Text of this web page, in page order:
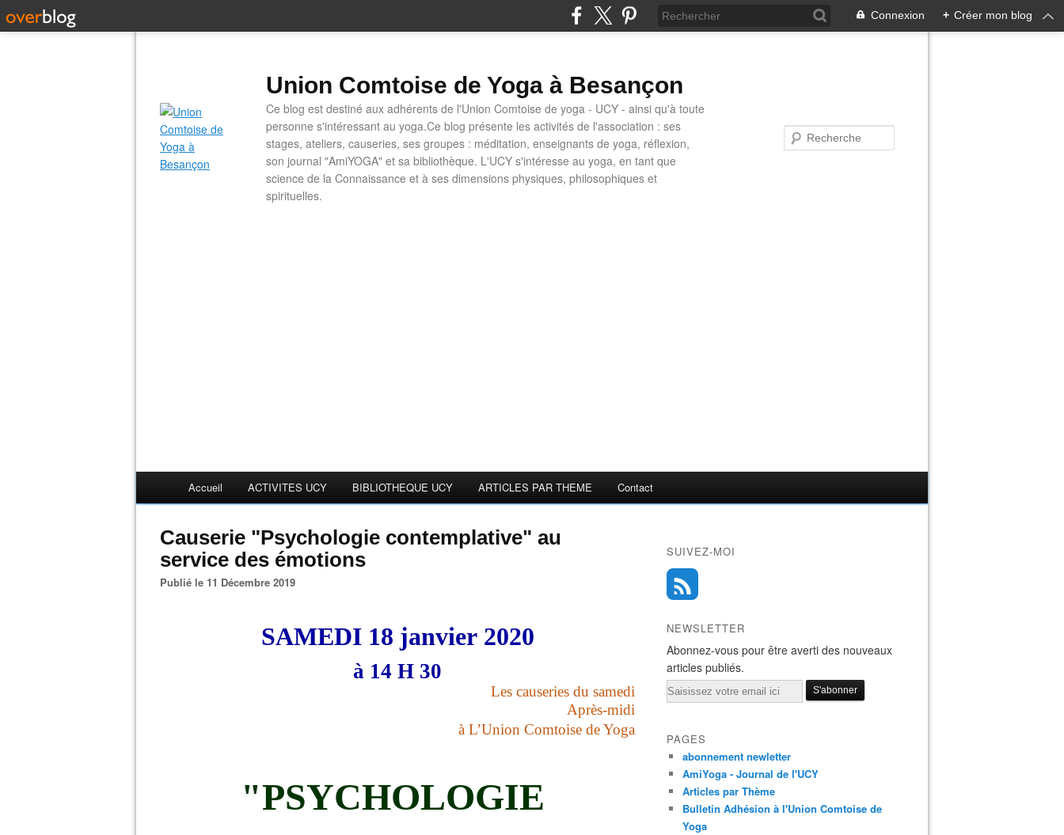
Connexion + Créer mon blog
Union Comtoise de Yoga à Besançon
Ce blog est destiné aux adhérents de l'Union Comtoise de yoga - UCY - ainsi qu'à toute
personne s'intéressant au yoga.Ce blog présente les activités de l'association : ses
stages, ateliers, causeries, ses groupes : méditation, enseignants de yoga, réflexion,
son journal "AmiYOGA" et sa bibliothèque. L'UCY s'intéresse au yoga, en tant que
science de la Connaissance et à ses dimensions physiques, philosophiques et
spirituelles.
Accueil ACTIVITES UCY BIBLIOTHEQUE UCY ARTICLES PAR THEME Contact
Causerie "Psychologie contemplative" au
service des émotions
Publié le 11 Décembre 2019
SAMEDI 18 janvier 2020
à 14 H 30
Les causeries du samedi
Après-midi
à L’Union Comtoise de Yoga
"PSYCHOLOGIE
SUIVEZ-MOI
NEWSLETTER
Abonnez-vous pour être averti des nouveaux
articles publiés.
Email
PAGES
abonnement newletter
AmiYoga - Journal de l'UCY
Articles par Thème
Bulletin Adhésion à l'Union Comtoise de
Yoga